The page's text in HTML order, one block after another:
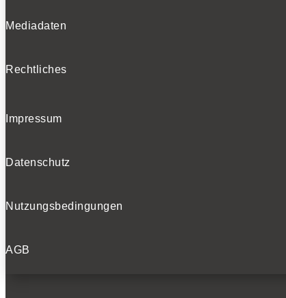
Mediadaten
Rechtliches
Impressum
Datenschutz
Nutzungsbedingungen
AGB